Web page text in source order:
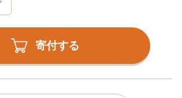
寄付する